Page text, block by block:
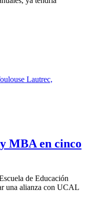
MBA en cinco
de Educación
una alianza con UCAL